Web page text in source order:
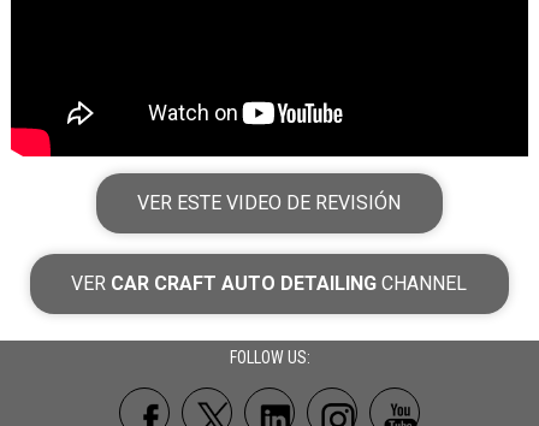
VER ESTE VIDEO DE REVISIÓN
VER CAR CRAFT AUTO DETAILING CHANNEL
FOLLOW US: